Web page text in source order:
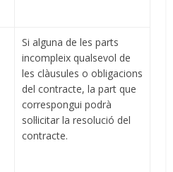
Si alguna de les parts
incompleix qualsevol de
les clàusules o obligacions
del contracte, la part que
correspongui podrà
sol·licitar la resolució del
contracte.